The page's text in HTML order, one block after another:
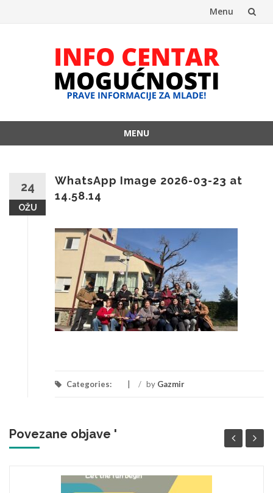
Menu
MENU
24
OŽU
WhatsApp Image 2026-03-23 at
14.58.14
Categories: / by Gazmir
Povezane objave '